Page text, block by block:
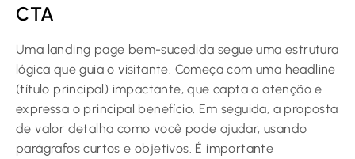
CTA
Uma landing page bem-sucedida segue uma estrutura
lógica que guia o visitante. Começa com uma headline
(título principal) impactante, que capta a atenção e
expressa o principal benefício. Em seguida, a proposta
de valor detalha como você pode ajudar, usando
parágrafos curtos e objetivos. É importante